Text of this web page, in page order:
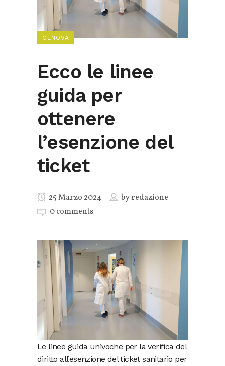
GENOVA
Ecco le linee
guida per
ottenere
l’esenzione del
ticket
25 Marzo 2024 byredazione
0 comments
Le linee guida univoche per la verifica del
diritto all’esenzione del ticket sanitario per